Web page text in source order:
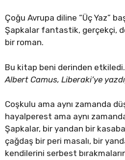
Çoğu Avrupa diline “Üç Yaz”
Şapkalar fantastik, gerçekçi,
bir roman.
Bu kitap beni derinden
Albert Camus, Liberaki’ye
Coşkulu ama aynı zamanda
hayalperest ama aynı
Şapkalar, bir yandan bir
çağdaş bir peri masalı, bir
kendilerini serbest